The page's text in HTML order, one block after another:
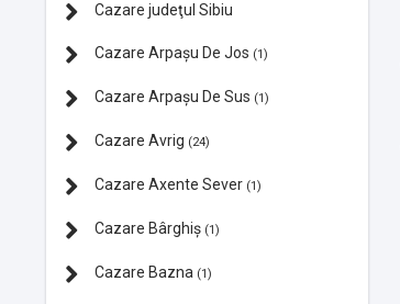
Cazare judeţul Sibiu
Cazare Arpașu De Jos (1)
Cazare Arpașu De Sus (1)
Cazare Avrig (24)
Cazare Axente Sever (1)
Cazare Bârghiș (1)
Cazare Bazna (1)